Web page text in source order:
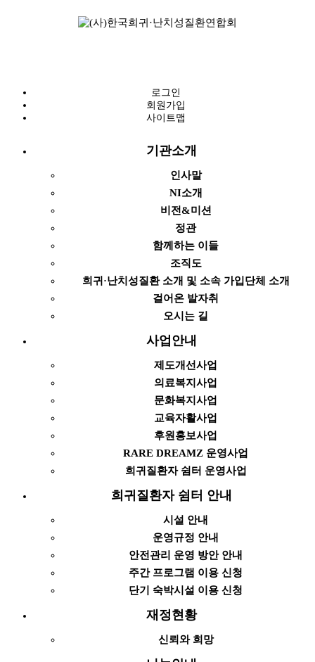
로그인
회원가입
사이트맵
기관소개
인사말
NI소개
비전&미션
정관
함께하는 이들
조직도
희귀·난치성질환 소개 및 소속 가입단체 소개
걸어온 발자취
오시는 길
사업안내
제도개선사업
의료복지사업
문화복지사업
교육자활사업
후원홍보사업
RARE DREAMZ 운영사업
희귀질환자 쉼터 운영사업
희귀질환자 쉼터 안내
시설 안내
운영규정 안내
안전관리 운영 방안 안내
주간 프로그램 이용 신청
단기 숙박시설 이용 신청
재정현황
신뢰와 희망